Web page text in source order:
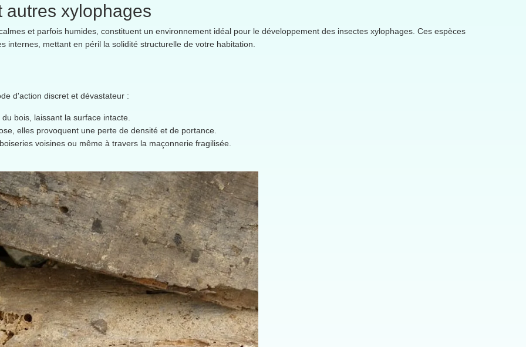
autres xylophages
et parfois humides, constituent un environnement idéal pour le développement des insectes xylophages. Ces espèces
internes, mettant en péril la solidité structurelle de votre habitation.
d'action discret et dévastateur :
bois, laissant la surface intacte.
elles provoquent une perte de densité et de portance.
voisines ou même à travers la maçonnerie fragilisée.